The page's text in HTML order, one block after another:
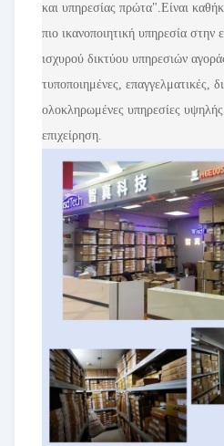
και υπηρεσίας πρώτα".Είναι
πιο ικανοποιητική υπηρεσία στην
ισχυρού δικτύου υπηρεσιών
τυποποιημένες, επαγγελματικές,
ολοκληρωμένες υπηρεσίες
επιχείρηση.